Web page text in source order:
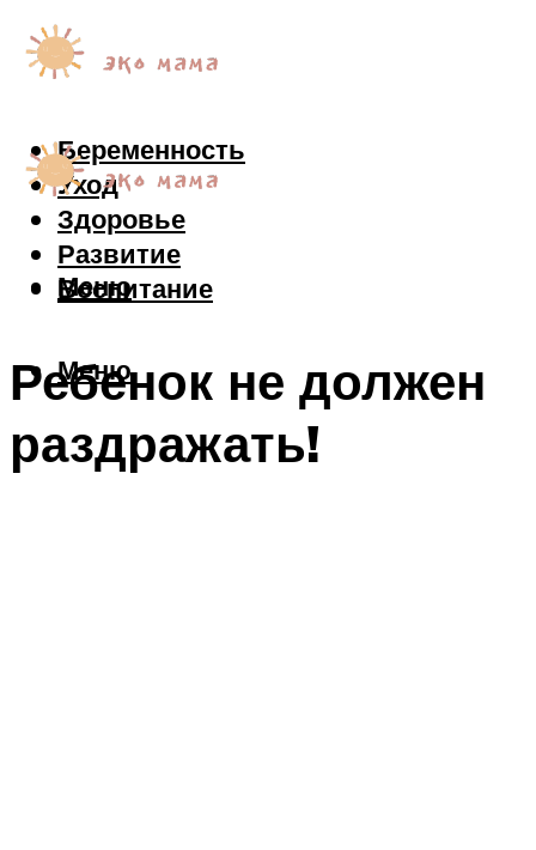
Беременность
Уход
Здоровье
Развитие
Воспитание
Меню
Меню
Ребенок не должен
раздражать!